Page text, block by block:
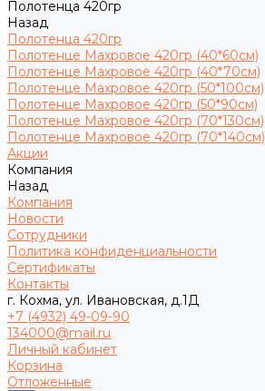
Полотенца 420гр
Назад
Полотенца 420гр
Полотенце Махровое 420гр (40*60см)
Полотенце Махровое 420гр (40*70см)
Полотенце Махровое 420гр (50*100см)
Полотенце Махровое 420гр (50*90см)
Полотенце Махровое 420гр (70*130см)
Полотенце Махровое 420гр (70*140см)
Акции
Компания
Назад
Компания
Новости
Сотрудники
Политика конфиденциальности
Сертификаты
Контакты
г. Кохма, ул. Ивановская, д.1Д
+7 (4932) 49-09-90
134000@mail.ru
Личный кабинет
Корзина
Отложенные